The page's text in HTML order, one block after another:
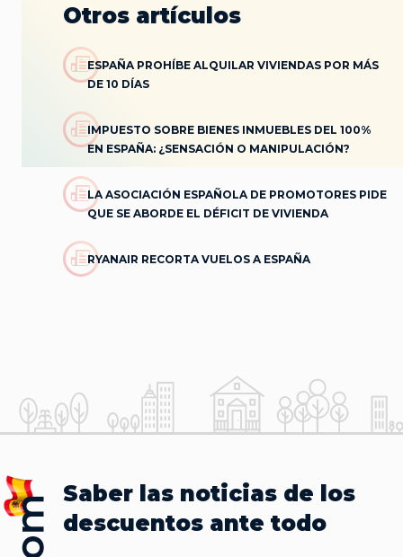
Otros artículos
ESPAÑA PROHÍBE ALQUILAR VIVIENDAS POR MÁS
DE 10 DÍAS
IMPUESTO SOBRE BIENES INMUEBLES DEL 100%
EN ESPAÑA: ¿SENSACIÓN O MANIPULACIÓN?
LA ASOCIACIÓN ESPAÑOLA DE PROMOTORES PIDE
QUE SE ABORDE EL DÉFICIT DE VIVIENDA
RYANAIR RECORTA VUELOS A ESPAÑA
Saber las noticias de los
descuentos ante todo